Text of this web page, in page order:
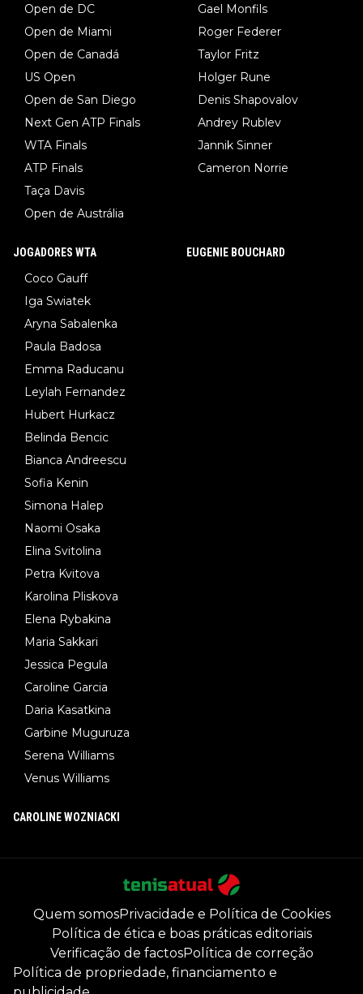
Open de DC
Open de Miami
Open de Canadá
US Open
Open de San Diego
Next Gen ATP Finals
WTA Finals
ATP Finals
Taça Davis
Open de Austrália
Gael Monfils
Roger Federer
Taylor Fritz
Holger Rune
Denis Shapovalov
Andrey Rublev
Jannik Sinner
Cameron Norrie
JOGADORES WTA
Coco Gauff
Iga Swiatek
Aryna Sabalenka
Paula Badosa
Emma Raducanu
Leylah Fernandez
Hubert Hurkacz
Belinda Bencic
Bianca Andreescu
Sofia Kenin
Simona Halep
Naomi Osaka
Elina Svitolina
Petra Kvitova
Karolina Pliskova
Elena Rybakina
Maria Sakkari
Jessica Pegula
Caroline Garcia
Daria Kasatkina
Garbine Muguruza
Serena Williams
Venus Williams
EUGENIE BOUCHARD
CAROLINE WOZNIACKI
Quem somosPrivacidade e Política de Cookies
Política de ética e boas práticas editoriais
Verificação de factosPolítica de correção
Política de propriedade, financiamento e